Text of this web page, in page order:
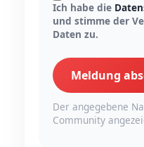
Ich habe die
und stimme der
Daten zu.
Meldung
Der angegebene
Community